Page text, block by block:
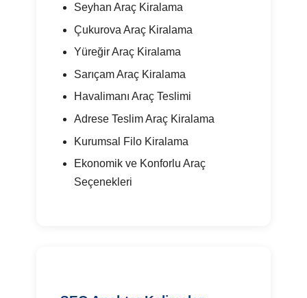
Seyhan Araç Kiralama
Çukurova Araç Kiralama
Yüreğir Araç Kiralama
Sarıçam Araç Kiralama
Havalimanı Araç Teslimi
Adrese Teslim Araç Kiralama
Kurumsal Filo Kiralama
Ekonomik ve Konforlu Araç
Seçenekleri